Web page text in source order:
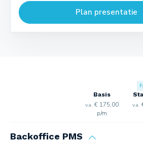
Plan presentatie
Basis
v.a. € 175,00
p/m
v.a.
Backoffice PMS